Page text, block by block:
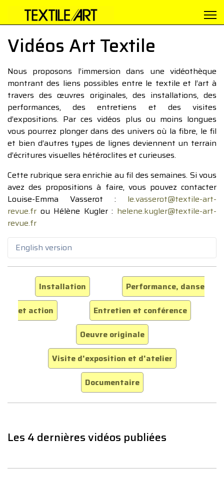
Vidéos Art Textile
Nous proposons l’immersion dans une vidéothèque
montrant des liens possibles entre le textile et l’art à
travers des œuvres originales, des installations, des
performances, des entretiens et des visites
d’expositions. Par ces vidéos plus ou moins longues
vous pourrez plonger dans des univers où la fibre, le fil
et bien d’autres types de lignes deviennent un terrain
d’écritures visuelles hétéroclites et curieuses.
Cette rubrique sera enrichie au fil des semaines. Si vous
avez des propositions à faire, vous pouvez contacter
Louise-Emma Vasserot : le.vasserot@textile-art-
revue.fr ou Hélène Kugler : helene.kugler@textile-art-
revue.fr
English version
Installation
Performance, danse
et action
Entretien et conférence
Oeuvre originale
Visite d'exposition et d'atelier
Documentaire
Les 4 dernières vidéos publiées